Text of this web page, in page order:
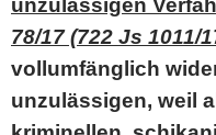
unzulässigen
78/17 (722 Js 1011/
vollumfänglich
unzulässigen, weil